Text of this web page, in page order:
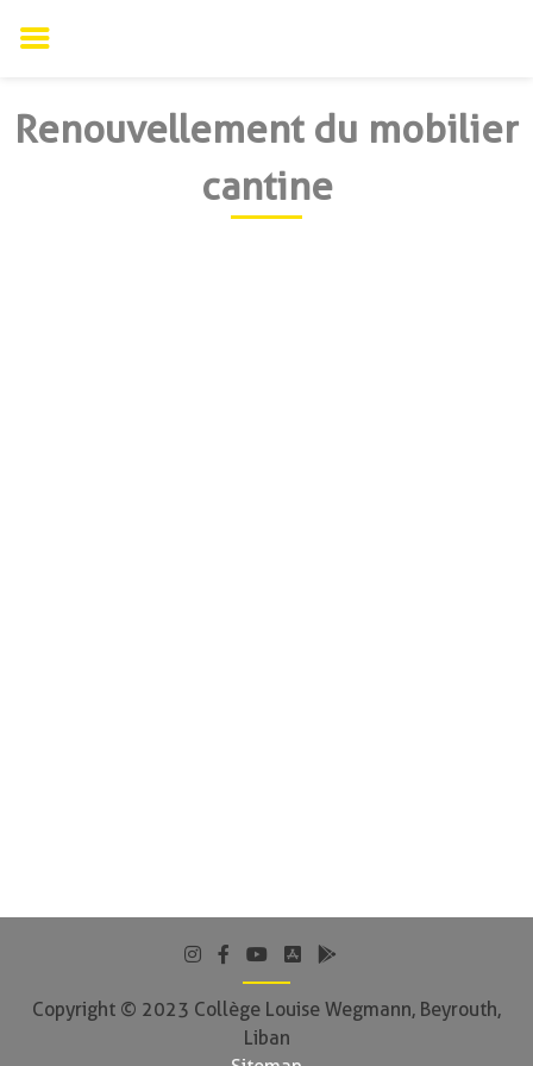
Renouvellement du mobilier
cantine
Copyright © 2023 Collège Louise Wegmann, Beyrouth,
Liban